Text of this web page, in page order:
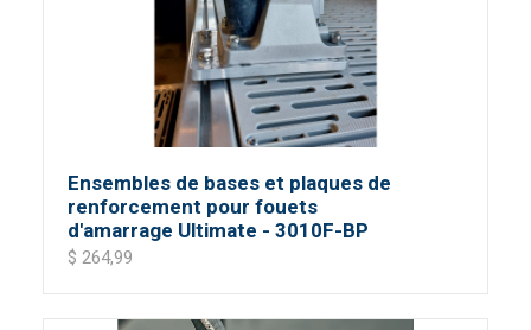
Ensembles de bases et plaques de
renforcement pour fouets
d'amarrage Ultimate - 3010F-BP
$ 264,99